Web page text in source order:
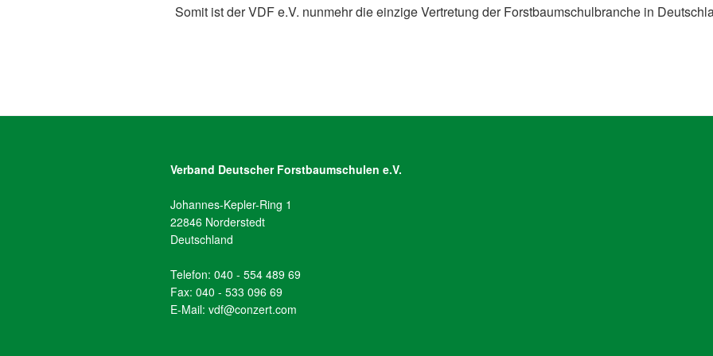
Somit ist der VDF e.V. nunmehr die einzige Vertretung der Forstbaumschulbranche in
Verband Deutscher Forstbaumschulen e.V.
Johannes-Kepler-Ring 1
22846 Norderstedt
Deutschland
Telefon: 040 - 554 489 69
Fax: 040 - 533 096 69
E-Mail: vdf@conzert.com